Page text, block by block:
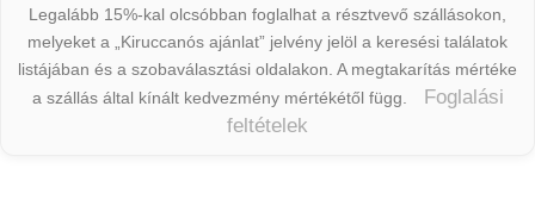
Legalább 15%-kal olcsóbban foglalhat a résztvevő szállásokon,
melyeket a „Kiruccanós ajánlat” jelvény jelöl a keresési találatok
listájában és a szobaválasztási oldalakon. A megtakarítás mértéke
a szállás által kínált kedvezmény mértékétől függ.
Foglalási
feltételek